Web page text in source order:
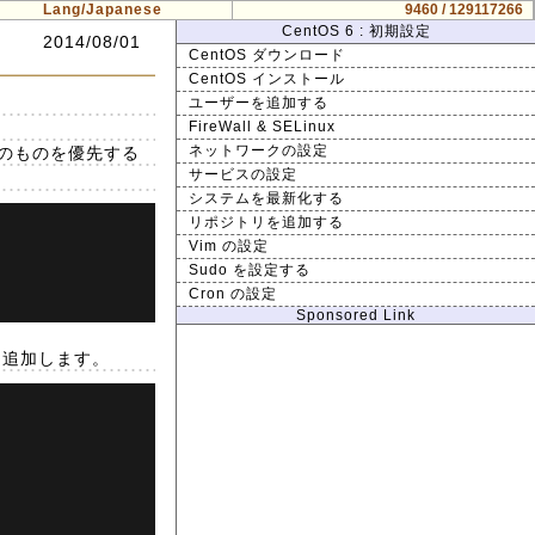
Lang/Japanese
9460 / 129117266
2014/08/01
ものを優先する
加します。
CentOS 6 : 初期設定
CentOS ダウンロード
CentOS インストール
ユーザーを追加する
FireWall & SELinux
ネットワークの設定
サービスの設定
システムを最新化する
リポジトリを追加する
Vim の設定
Sudo を設定する
Cron の設定
Sponsored Link